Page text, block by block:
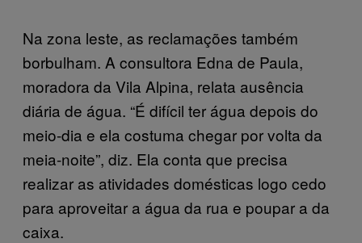
Na zona leste, as reclamações também
borbulham. A consultora Edna de Paula,
moradora da Vila Alpina, relata ausência
diária de água. “É difícil ter água depois do
meio-dia e ela costuma chegar por volta da
meia-noite”, diz. Ela conta que precisa
realizar as atividades domésticas logo cedo
para aproveitar a água da rua e poupar a da
caixa.